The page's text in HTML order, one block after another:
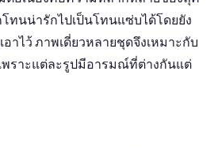
โทนน่ารักไปเป็นโทนแซ่บได้โดยยัง
าไว้ ภาพเดี่ยวหลายชุดจึงเหมาะกับ
พราะแต่ละรูปมีอารมณ์ที่ต่างกันแต่